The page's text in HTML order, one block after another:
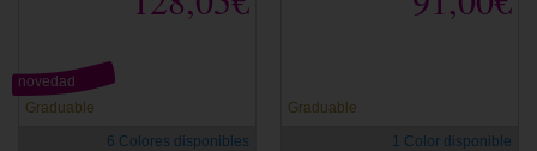
Graduable
novedad
6 Colores disponibles
Graduable
1 Color disponible